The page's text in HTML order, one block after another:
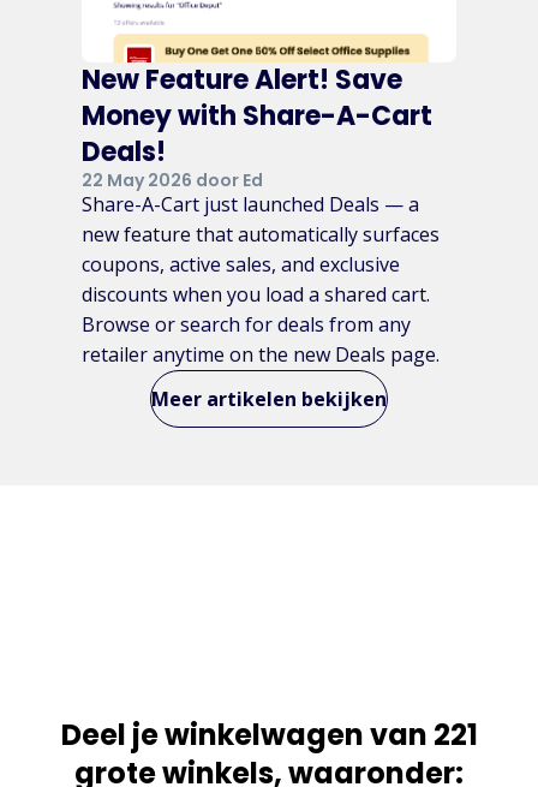
New Feature Alert! Save
Money with Share-A-Cart
Deals!
22 May 2026 door Ed
Share-A-Cart just launched Deals — a
new feature that automatically surfaces
coupons, active sales, and exclusive
discounts when you load a shared cart.
Browse or search for deals from any
retailer anytime on the new Deals page.
Meer artikelen bekijken
Deel je winkelwagen van 221
grote winkels, waaronder: